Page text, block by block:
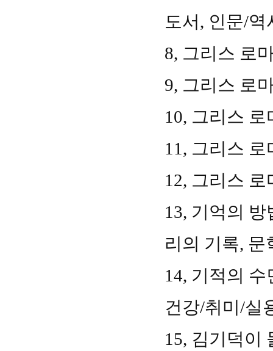
도서, 인문/역
8, 그리스 로
9, 그리스 로
10, 그리스
11, 그리스
12, 그리스
13, 기억의
리의 기록, 문
14, 기적의
건강/취미/실
15, 김기덕이